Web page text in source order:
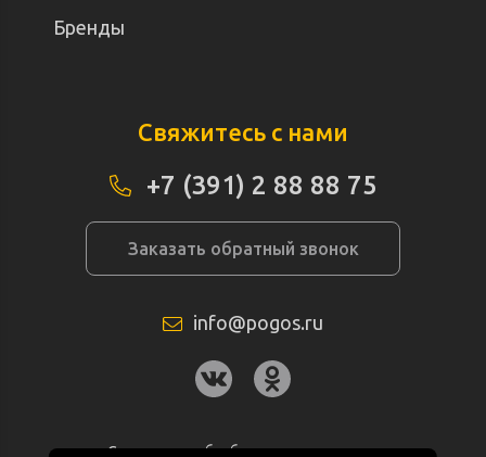
Бренды
Свяжитесь с нами
+7 (391) 2 88 88 75
Заказать обратный звонок
info@pogos.ru
Согласие на обработку персональных